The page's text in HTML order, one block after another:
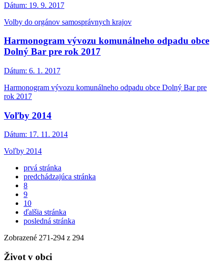
Dátum: 19. 9. 2017
Volby do orgánov samosprávnych krajov
Harmonogram vývozu komunálneho odpadu obce
Dolný Bar pre rok 2017
Dátum: 6. 1. 2017
Harmonogram vývozu komunálneho odpadu obce Dolný Bar pre
rok 2017
Voľby 2014
Dátum: 17. 11. 2014
Voľby 2014
prvá stránka
predchádzajúca stránka
8
9
10
ďalšia stránka
posledná stránka
Zobrazené 271-294 z 294
Život v obci